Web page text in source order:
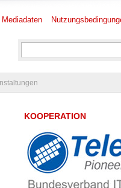
Mediadaten
KOOPERATION